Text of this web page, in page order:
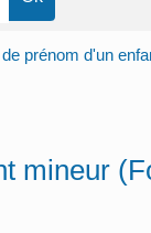
prénom d'un
mineur